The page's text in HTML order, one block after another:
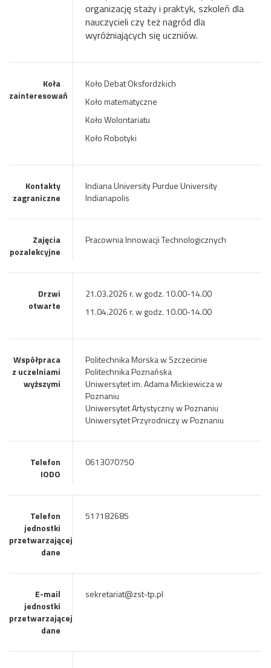
organizację staży i praktyk, szkoleń dla
nauczycieli czy też nagród dla
wyróżniających się uczniów.
Koła
zainteresowań
Koło Debat Oksfordzkich
Koło matematyczne
Koło Wolontariatu
Koło Robotyki
Kontakty
zagraniczne
Indiana University Purdue University
Indianapolis
Zajęcia
pozalekcyjne
Pracownia Innowacji Technologicznych
Drzwi
otwarte
21.03.2026 r. w godz. 10.00-14.00
11.04.2026 r. w godz. 10.00-14.00
Współpraca
z uczelniami
wyższymi
Politechnika Morska w Szczecinie
Politechnika Poznańska
Uniwersytet im. Adama Mickiewicza w
Poznaniu
Uniwersytet Artystyczny w Poznaniu
Uniwersytet Przyrodniczy w Poznaniu
Telefon
IODO
0613070750
Telefon
jednostki
przetwarzającej
dane
517182685
E-mail
jednostki
przetwarzającej
dane
sekretariat@zst-tp.pl